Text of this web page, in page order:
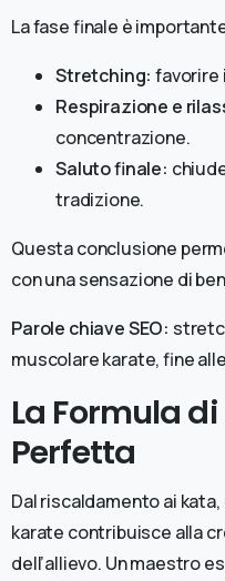
La fase finale è
Stretching: favorire
Respirazione e
concentrazione.
Saluto finale:
tradizione.
Questa conclusione
con una sensazione di
Parole chiave SEO:
muscolare karate, fine
La Formula
Perfetta
Dal riscaldamento ai
karate contribuisce alla
dell’allievo. Un maestro